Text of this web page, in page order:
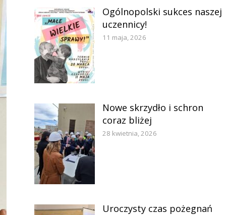
Ogólnopolski sukces naszej
uczennicy!
11 maja, 2026
Nowe skrzydło i schron
coraz bliżej
28 kwietnia, 2026
Uroczysty czas pożegnań